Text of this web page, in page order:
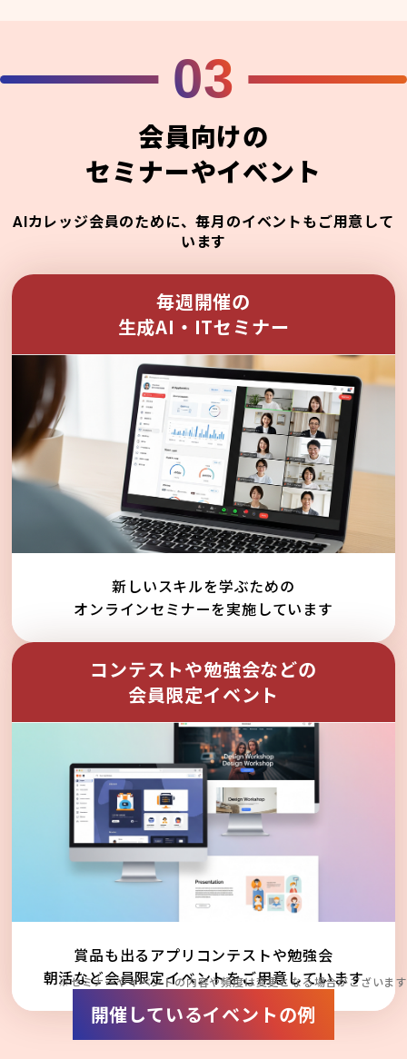
03
会員向けの
セミナーやイベント
AIカレッジ会員のために、毎月のイベントもご用意して
います
毎週開催の
生成AI・ITセミナー
新しいスキルを学ぶための
オンラインセミナーを実施しています
コンテストや勉強会などの
会員限定イベント
賞品も出るアプリコンテストや勉強会
朝活など会員限定イベントをご用意しています
※セミナーやイベントの内容や頻度は変更となる場合がございます
開催しているイベントの例